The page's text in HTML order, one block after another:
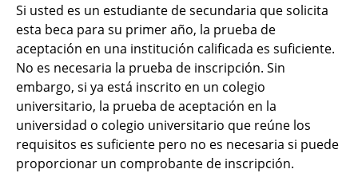
Si usted es un estudiante de secundaria que solicita
esta beca para su primer año, la prueba de
aceptación en una institución calificada es suficiente.
No es necesaria la prueba de inscripción. Sin
embargo, si ya está inscrito en un colegio
universitario, la prueba de aceptación en la
universidad o colegio universitario que reúne los
requisitos es suficiente pero no es necesaria si puede
proporcionar un comprobante de inscripción.